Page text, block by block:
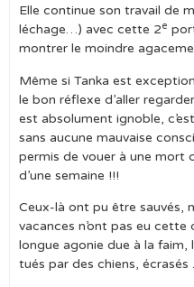
Elle continue son travail de
léchage…) avec cette 2e
montrer le moindre
Même si Tanka est
le bon réflexe d’aller
est absolument ignoble,
sans aucune mauvaise
permis de vouer à une mort
d’une semaine !!!
Ceux-là ont pu être sauvés,
vacances n’ont pas eu
longue agonie due à la faim,
tués par des chiens,